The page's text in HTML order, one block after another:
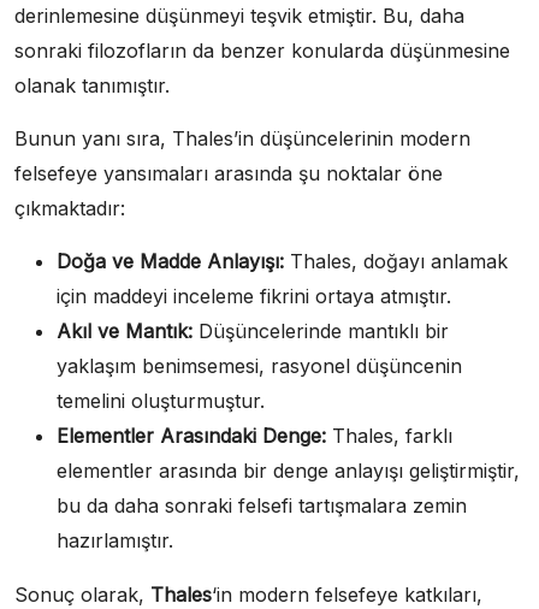
derinlemesine düşünmeyi teşvik etmiştir. Bu, daha
sonraki filozofların da benzer konularda düşünmesine
olanak tanımıştır.
Bunun yanı sıra, Thales’in düşüncelerinin modern
felsefeye yansımaları arasında şu noktalar öne
çıkmaktadır:
Doğa ve Madde Anlayışı: Thales, doğayı anlamak
için maddeyi inceleme fikrini ortaya atmıştır.
Akıl ve Mantık: Düşüncelerinde mantıklı bir
yaklaşım benimsemesi, rasyonel düşüncenin
temelini oluşturmuştur.
Elementler Arasındaki Denge: Thales, farklı
elementler arasında bir denge anlayışı geliştirmiştir,
bu da daha sonraki felsefi tartışmalara zemin
hazırlamıştır.
Sonuç olarak, Thales‘in modern felsefeye katkıları,